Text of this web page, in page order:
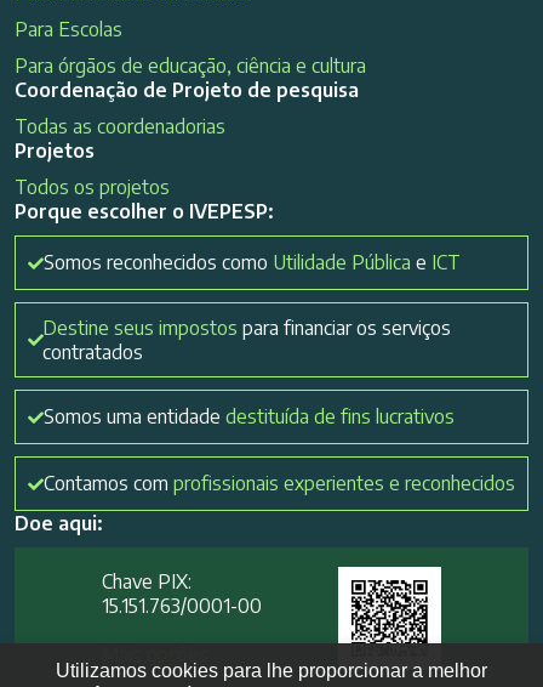
Para Escolas
Para órgãos de educação, ciência e cultura
Coordenação de Projeto de pesquisa
Todas as coordenadorias
Projetos
Todos os projetos
Porque escolher o IVEPESP:
Somos reconhecidos como Utilidade Pública e ICT
Destine seus impostos para financiar os serviços
contratados
Somos uma entidade destituída de fins lucrativos
Contamos com profissionais experientes e reconhecidos
Doe aqui:
Chave PIX:
15.151.763/0001-00​
Utilizamos cookies para lhe proporcionar a melhor